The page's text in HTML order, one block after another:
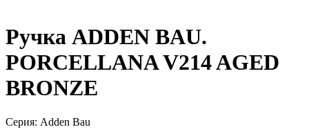
Ручка ADDEN BAU.
PORCELLANA V214 AGED
BRONZE
Серия: Adden Bau